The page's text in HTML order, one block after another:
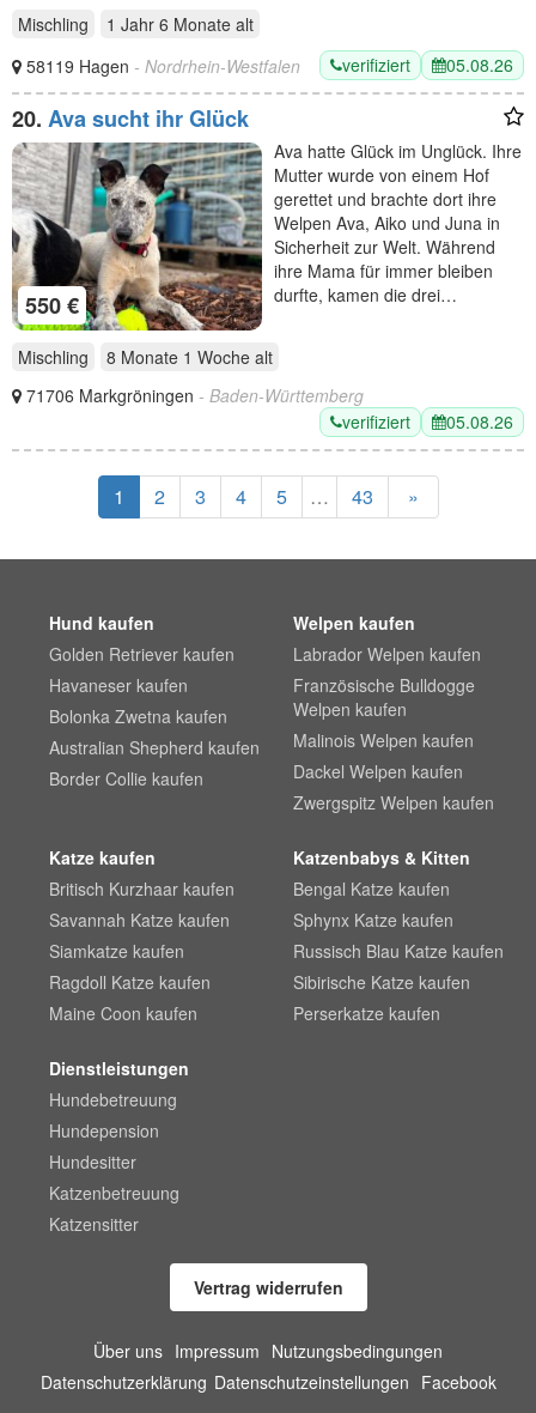
Mischling
1 Jahr 6 Monate alt
58119 Hagen - Nordrhein-Westfalen verifiziert 05.08.26
20. Ava sucht ihr Glück
550 €
Ava hatte Glück im Unglück. Ihre
Mutter wurde von einem Hof
gerettet und brachte dort ihre
Welpen Ava, Aiko und Juna in
Sicherheit zur Welt. Während
ihre Mama für immer bleiben
durfte, kamen die drei…
Mischling 8 Monate 1 Woche alt
71706 Markgröningen - Baden-Württemberg
verifiziert
05.08.26
1 2 3 4 5 … 43 »
Hund kaufen
Golden Retriever kaufen
Havaneser kaufen
Bolonka Zwetna kaufen
Australian Shepherd kaufen
Border Collie kaufen
Welpen kaufen
Labrador Welpen kaufen
Französische Bulldogge
Welpen kaufen
Malinois Welpen kaufen
Dackel Welpen kaufen
Zwergspitz Welpen kaufen
Katze kaufen
Britisch Kurzhaar kaufen
Savannah Katze kaufen
Siamkatze kaufen
Ragdoll Katze kaufen
Maine Coon kaufen
Katzenbabys & Kitten
Bengal Katze kaufen
Sphynx Katze kaufen
Russisch Blau Katze kaufen
Sibirische Katze kaufen
Perserkatze kaufen
Dienstleistungen
Hundebetreuung
Hundepension
Hundesitter
Katzenbetreuung
Katzensitter
Vertrag widerrufen
Über uns Impressum Nutzungsbedingungen
Datenschutzerklärung Datenschutzeinstellungen Facebook